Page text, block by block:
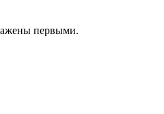
первыми.